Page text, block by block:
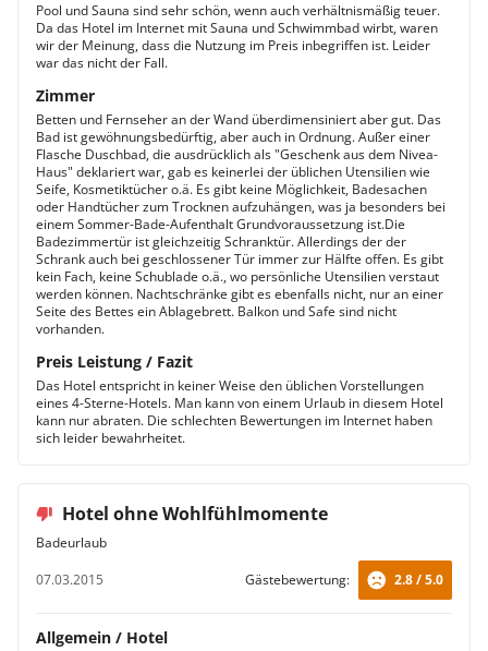
Pool und Sauna sind sehr schön, wenn auch verhältnismäßig teuer.
Da das Hotel im Internet mit Sauna und Schwimmbad wirbt, waren
wir der Meinung, dass die Nutzung im Preis inbegriffen ist. Leider
war das nicht der Fall.
Zimmer
Betten und Fernseher an der Wand überdimensiniert aber gut. Das
Bad ist gewöhnungsbedürftig, aber auch in Ordnung. Außer einer
Flasche Duschbad, die ausdrücklich als "Geschenk aus dem Nivea-
Haus" deklariert war, gab es keinerlei der üblichen Utensilien wie
Seife, Kosmetiktücher o.ä. Es gibt keine Möglichkeit, Badesachen
oder Handtücher zum Trocknen aufzuhängen, was ja besonders bei
einem Sommer-Bade-Aufenthalt Grundvoraussetzung ist.Die
Badezimmertür ist gleichzeitig Schranktür. Allerdings der der
Schrank auch bei geschlossener Tür immer zur Hälfte offen. Es gibt
kein Fach, keine Schublade o.ä., wo persönliche Utensilien verstaut
werden können. Nachtschränke gibt es ebenfalls nicht, nur an einer
Seite des Bettes ein Ablagebrett. Balkon und Safe sind nicht
vorhanden.
Preis Leistung / Fazit
Das Hotel entspricht in keiner Weise den üblichen Vorstellungen
eines 4-Sterne-Hotels. Man kann von einem Urlaub in diesem Hotel
kann nur abraten. Die schlechten Bewertungen im Internet haben
sich leider bewahrheitet.
Hotel ohne Wohlfühlmomente
Badeurlaub
07.03.2015
Gästebewertung: 2.8 / 5.0
Allgemein / Hotel